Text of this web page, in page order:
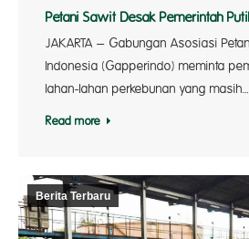
Petani Sawit Desak Pemerintah
JAKARTA – Gabungan Asosiasi
Indonesia (Gapperindo) meminta
lahan-lahan perkebunan yang masih…
Read more
Berita Terbaru